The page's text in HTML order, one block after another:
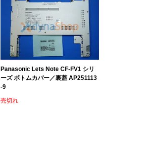
Panasonic Lets Note CF-FV1 シリ
ーズ ボトムカバー／裏蓋 AP251113
-9
売切れ